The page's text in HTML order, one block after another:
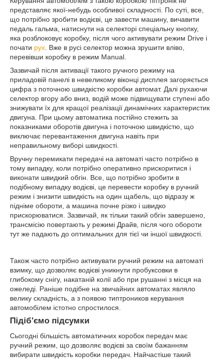
представляє якої-небудь особливої складності. По суті, все,
що потрібно зробити водієві, це завести машину, вичавити
педаль гальма, натиснути на селекторі спеціальну кнопку,
яка розблоковує коробку, після чого активувати режим Drive і
почати рух . Вже в русі селектор можна зрушити вліво,
перевівши коробку в режим Manual.
Зазвичай після активації такого ручного режиму на
приладовій панелі в невеликому віконці дисплея загоряється
цифра з поточною швидкістю коробки автомат. Далі рухаючи
селектор вгору або вниз, водій може підвищувати ступені або
знижувати їх для кращої реалізації динамічних характеристик
двигуна. При цьому автоматика постійно стежить за
показниками оборотів двигуна і поточною швидкістю, що
виключає перевантаження двигуна навіть при
неправильному виборі швидкості.
Вручну перемикати передачі на автоматі часто потрібно в
тому випадку, коли потрібно оперативно прискоритися і
виконати швидкий обгін. Все, що потрібно зробити в
подібному випадку водієві, це перевести коробку в ручний
режим і знизити швидкість на один щабель, що відразу ж
підніме обороти, а машина почне різко і швидко
прискорюватися. Зазвичай, як тільки такий обгін завершено,
трансмісію повертають у режимі Драйв, після чого обороти
тут же падають до оптимальних для тієї чи іншої швидкості.
Також часто потрібно активувати ручний режим на автоматі
взимку, що дозволяє водієві уникнути пробуксовки в
глибокому снігу, накатаній колії або при рушанні з місця на
ожеледі. Раніше подібне на звичайних автоматах являло
велику складність, а з появою типтроников керування
автомобілем істотно спростилося.
Підіб'ємо підсумки
Сьогодні більшість автоматичних коробок передач має
ручний режим, що дозволяє водієві за своїм бажанням
вибирати швидкість коробки передач. Найчастіше такий